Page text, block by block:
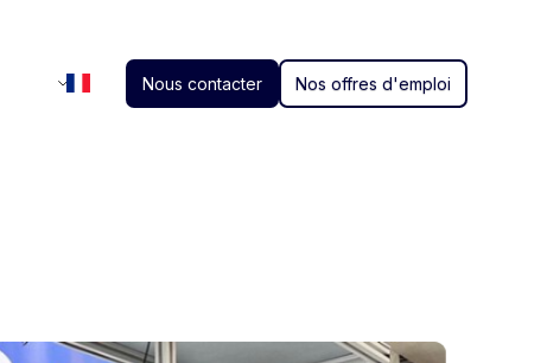
Nous contacter Nos offres d'emploi